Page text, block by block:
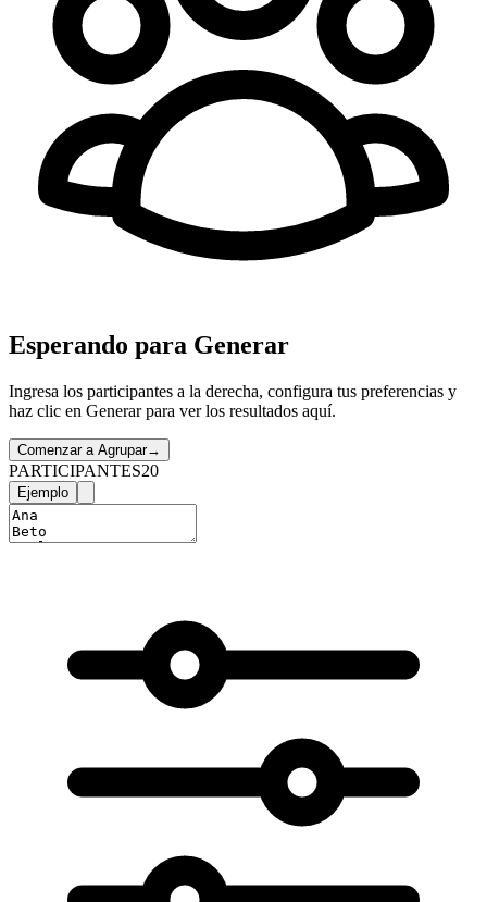
Esperando para Generar
Ingresa los participantes a la derecha, configura tus preferencias y
haz clic en Generar para ver los resultados aquí.
Comenzar a Agrupar→
PARTICIPANTES20
Ejemplo